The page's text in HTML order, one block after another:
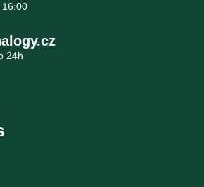
16:00
24h